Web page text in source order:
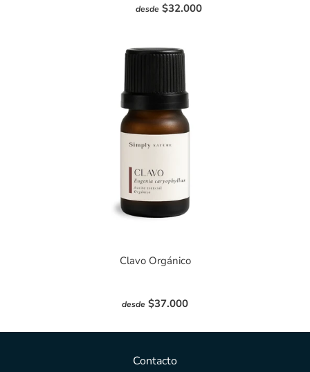
desde $32.000
Clavo Orgánico
desde $37.000
Contacto